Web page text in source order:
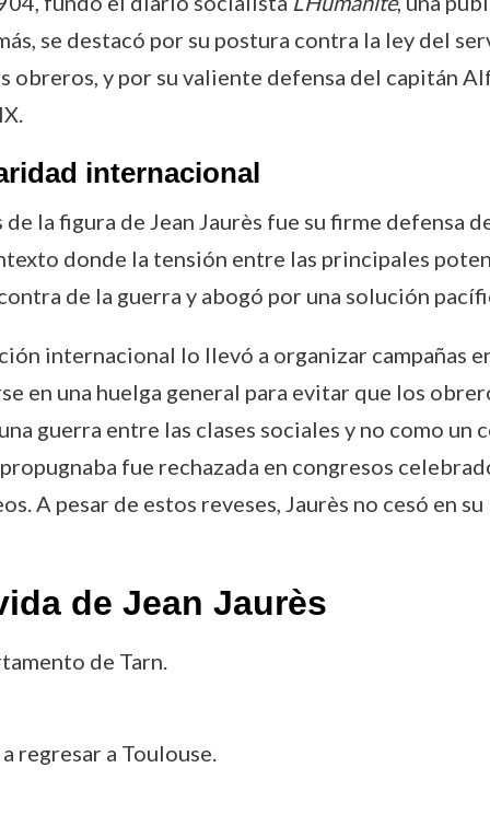
se destacó por su postura contra la ley del
obreros, y por su valiente defensa del capitán
internacional
la figura de Jean Jaurès fue su firme defensa
donde la tensión entre las principales
de la guerra y abogó por una solución
internacional lo llevó a organizar campañas
en una huelga general para evitar que los
guerra entre las clases sociales y no como
fue rechazada en congresos
A pesar de estos reveses, Jaurès no cesó en
de Jean Jaurès
de Tarn.
regresar a Toulouse.